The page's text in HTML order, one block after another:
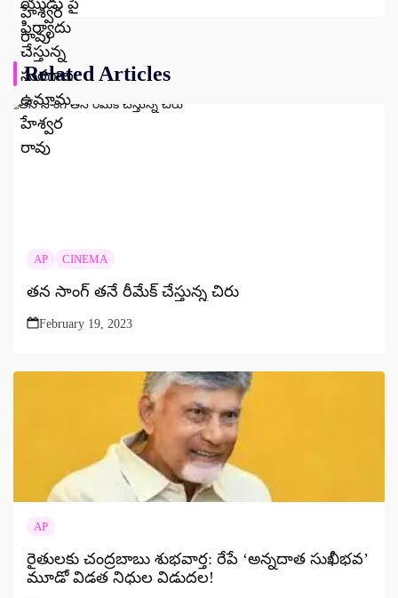
Related Articles
AP CINEMA
తన సాంగ్ తనే రీమేక్ చేస్తున్న చిరు
February 19, 2023
AP
రైతులకు చంద్రబాబు శుభవార్త: రేపే ‘అన్నదాత సుఖీభవ’
మూడో విడత నిధుల విడుదల!